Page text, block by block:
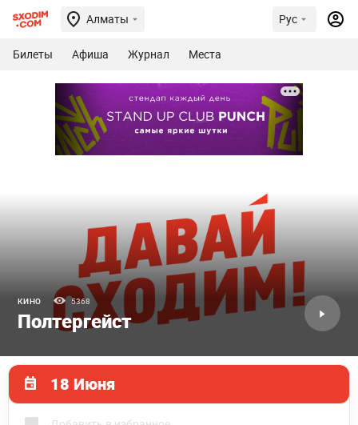
Алматы Рус
Билеты Афиша Журнал Места
КИНО 5368
Полтергейст
18 Июня